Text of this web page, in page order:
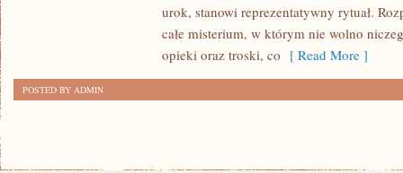
urok, stanowi reprezentatywny rytuał.
całe misterium, w którym nie wolno
opieki oraz troski, co [ Read More ]
POSTED BY ADMIN